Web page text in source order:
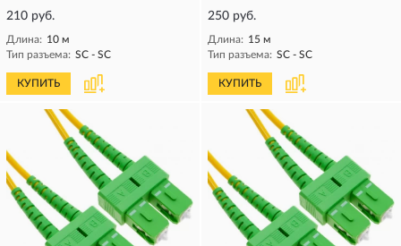
210 руб.
Длина: 10 м
Тип разъема: SC - SC
КУПИТЬ
250 руб.
Длина: 15 м
Тип разъема: SC - SC
КУПИТЬ